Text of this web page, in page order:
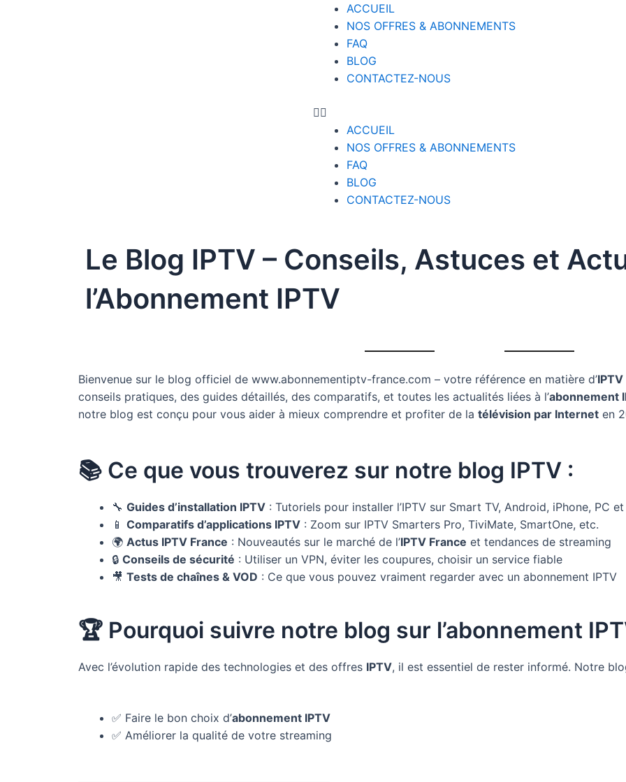
ACCUEIL
NOS OFFRES & ABONNEMENTS
FAQ
BLOG
CONTACTEZ-NOUS
ACCUEIL
NOS OFFRES & ABONNEMENTS
FAQ
BLOG
CONTACTEZ-NOUS
Le Blog IPTV – Conseils, Astuces et
l’Abonnement IPTV
Bienvenue sur le blog officiel de www.abonnementiptv-france.com – votre référence en matière d’IPTV
conseils pratiques, des guides détaillés, des comparatifs, et toutes les actualités liées à l’abonnement
notre blog est conçu pour vous aider à mieux comprendre et profiter de la télévision par Internet en
📚 Ce que vous trouverez sur notre blog IPTV :
🔧 Guides d’installation IPTV : Tutoriels pour installer l’IPTV sur Smart TV, Android, iPhone, PC
📱 Comparatifs d’applications IPTV : Zoom sur IPTV Smarters Pro, TiviMate, SmartOne, etc.
🌍 Actus IPTV France : Nouveautés sur le marché de l’IPTV France et tendances de streaming
🔒 Conseils de sécurité : Utiliser un VPN, éviter les coupures, choisir un service fiable
🎥 Tests de chaînes & VOD : Ce que vous pouvez vraiment regarder avec un abonnement IPTV
🏆 Pourquoi suivre notre blog sur l’abonnement
Avec l’évolution rapide des technologies et des offres IPTV, il est essentiel de rester informé. Notre
✅ Faire le bon choix d’abonnement IPTV
✅ Améliorer la qualité de votre streaming